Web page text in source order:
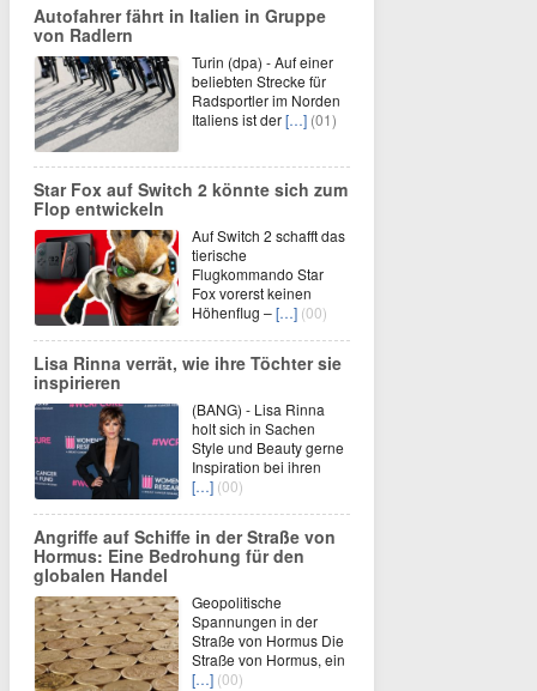
Autofahrer fährt in Italien in Gruppe
von Radlern
Turin (dpa) - Auf einer
beliebten Strecke für
Radsportler im Norden
Italiens ist der[…] (01)
Star Fox auf Switch 2 könnte sich zum
Flop entwickeln
Auf Switch 2 schafft das
tierische
Flugkommando Star
Fox vorerst keinen
Höhenflug –[…] (00)
Lisa Rinna verrät, wie ihre Töchter sie
inspirieren
(BANG) - Lisa Rinna
holt sich in Sachen
Style und Beauty gerne
Inspiration bei ihren
[…] (00)
Angriffe auf Schiffe in der Straße von
Hormus: Eine Bedrohung für den
globalen Handel
Geopolitische
Spannungen in der
Straße von Hormus Die
Straße von Hormus, ein
[…] (00)